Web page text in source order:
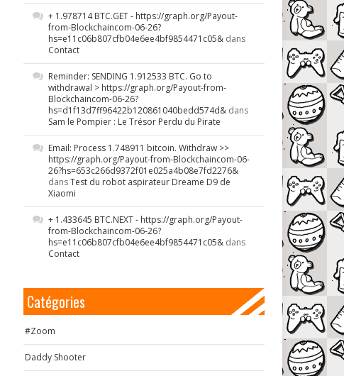
+ 1.978714 BTC.GET - https://graph.org/Payout-
from-Blockchaincom-06-26?
hs=e11c06b807cfb04e6ee4bf9854471c05& dans
Contact
Reminder: SENDING 1.912533 BTC. Go to
withdrawal > https://graph.org/Payout-from-
Blockchaincom-06-26?
hs=d1f13d7ff96422b120861040bedd574d& dans
Sam le Pompier : Le Trésor Perdu du Pirate
Email: Process 1.748911 bitcoin. Withdraw >>
https://graph.org/Payout-from-Blockchaincom-06-
26?hs=653c266d9372f01e025a4b08e7fd2276&
dansTest du robot aspirateur Dreame D9 de
Xiaomi
+ 1.433645 BTC.NEXT - https://graph.org/Payout-
from-Blockchaincom-06-26?
hs=e11c06b807cfb04e6ee4bf9854471c05& dans
Contact
Catégories
#Zoom
Daddy Shooter